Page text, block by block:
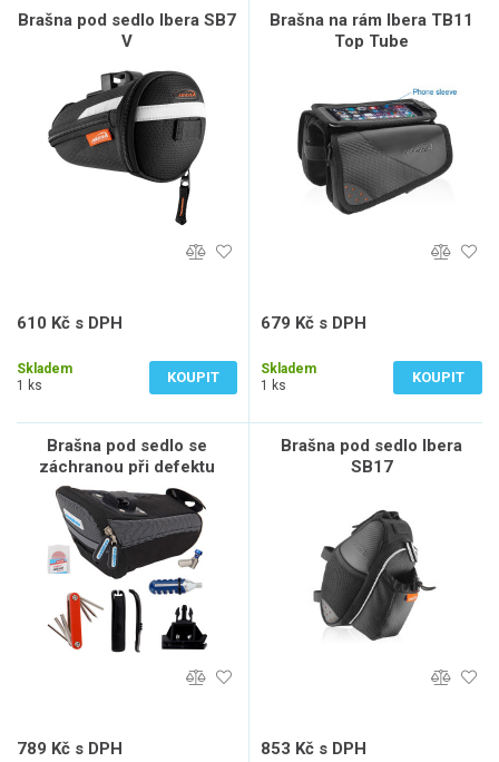
Brašna pod sedlo Ibera SB7
V
610 Kč s DPH
Skladem
1 ks
KOUPIT
Brašna na rám Ibera TB11
Top Tube
679 Kč s DPH
Skladem
1 ks
KOUPIT
Brašna pod sedlo se
záchranou při defektu
789 Kč s DPH
Brašna pod sedlo Ibera
SB17
853 Kč s DPH